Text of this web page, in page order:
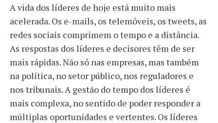
A vida dos líderes de hoje está muito mais
acelerada. Os e-mails, os telemóveis, os tweets, as
redes sociais comprimem o tempo e a distância.
As respostas dos líderes e decisores têm de ser
mais rápidas. Não só nas empresas, mas também
na política, no setor público, nos reguladores e
nos tribunais. A gestão do tempo dos líderes é
mais complexa, no sentido de poder responder a
múltiplas oportunidades e vertentes. Os líderes